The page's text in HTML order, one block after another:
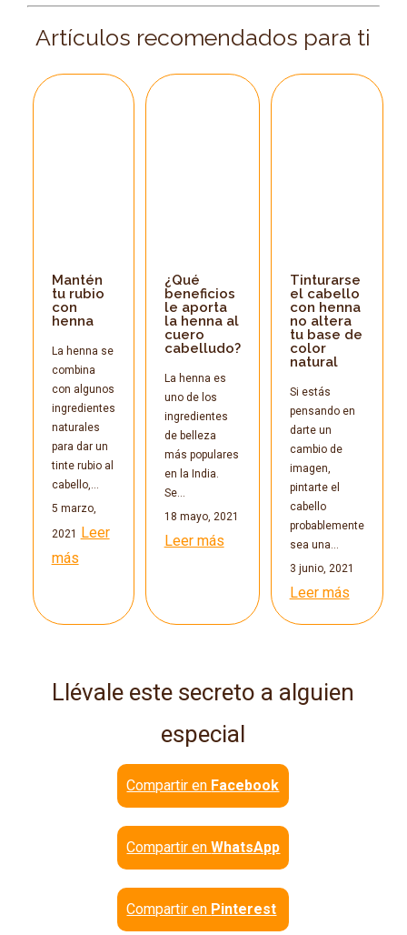
Artículos recomendados para ti
Mantén
tu rubio
con
henna
La henna se
combina
con algunos
ingredientes
naturales
para dar un
tinte rubio al
cabello,…
5 marzo,
2021 Leer
más
¿Qué
beneficios
le aporta
la henna al
cuero
cabelludo?
La henna es
uno de los
ingredientes
de belleza
más populares
en la India.
Se…
18 mayo, 2021
Leer más
Tinturarse
el cabello
con henna
no altera
tu base de
color
natural
Si estás
pensando en
darte un
cambio de
imagen,
pintarte el
cabello
probablemente
sea una…
3 junio, 2021
Leer más
Llévale este secreto a alguien
especial
Compartir en Facebook
Compartir enWhatsApp
Compartir en Pinterest